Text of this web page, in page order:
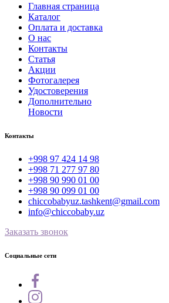
Главная страница
Каталог
Оплата и доставка
О нас
Контакты
Статья
Акции
Фотогалерея
Удостоверения
Дополнительно
Новости
Контакты
+998 97 424 14 98
+998 71 277 97 80
+998 90 990 01 00
+998 90 099 01 00
chiccobabyuz.tashkent@gmail.com
info@chiccobaby.uz
Заказать звонок
Социальные сети